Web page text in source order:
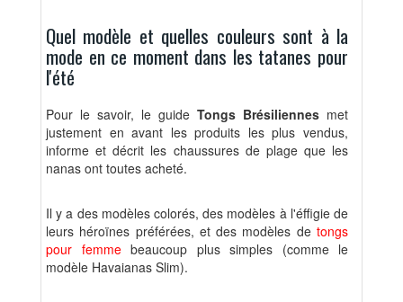
Quel modèle et quelles couleurs sont à la
mode en ce moment dans les tatanes pour
l'été
Pour le savoir, le guide Tongs Brésiliennes met
justement en avant les produits les plus vendus,
informe et décrit les chaussures de plage que les
nanas ont toutes acheté.
Il y a des modèles colorés, des modèles à l'éffigie de
leurs héroïnes préférées, et des modèles de tongs
pour femmebeaucoup plus simples (comme le
modèle Havaianas Slim).